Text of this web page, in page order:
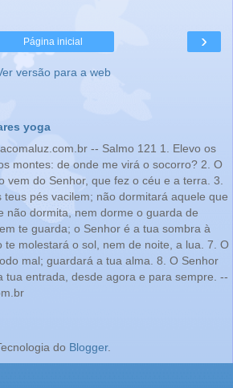
›
Página inicial
versão para a web
yoga
-- Salmo 121 1. Elevo os
montes: de onde me virá o socorro? 2. O
vem do Senhor, que fez o céu e a terra. 3.
teus pés vacilem; não dormitará aquele que
não dormita, nem dorme o guarda de
te guarda; o Senhor é a tua sombra à
te molestará o sol, nem de noite, a lua. 7. O
mal; guardará a tua alma. 8. O Senhor
tua entrada, desde agora e para sempre. --
do Blogger.